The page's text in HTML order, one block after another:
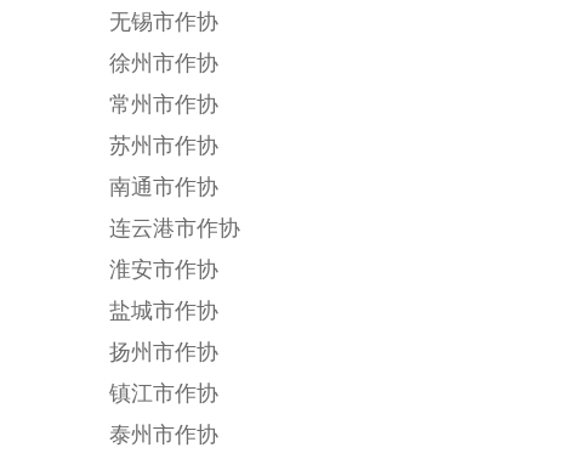
无锡市作协
徐州市作协
常州市作协
苏州市作协
南通市作协
连云港市作协
淮安市作协
盐城市作协
扬州市作协
镇江市作协
泰州市作协